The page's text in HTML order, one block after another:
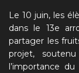
Le 10 juin, les
dans le 13e
partager les
projet,
l’importance